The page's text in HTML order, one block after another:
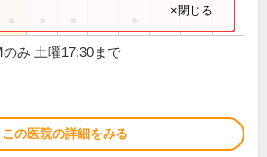
×閉じる
のみ 土曜17:30まで
この医院の詳細をみる